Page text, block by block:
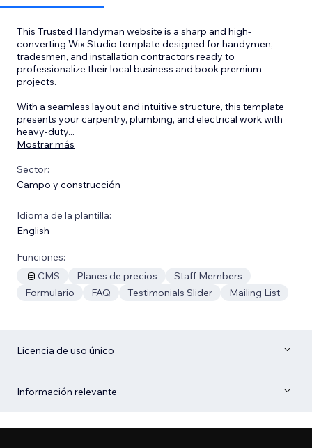
This Trusted Handyman website is a sharp and high-
converting Wix Studio template designed for handymen,
tradesmen, and installation contractors ready to
professionalize their local business and book premium
projects.
With a seamless layout and intuitive structure, this template
presents your carpentry, plumbing, and electrical work with
heavy-duty...
Mostrar más
Sector:
Campo y construcción
Idioma de la plantilla:
English
Funciones:
CMS
Planes de precios
Staff Members
Formulario
FAQ Testimonials Slider Mailing List
Licencia de uso único
Información relevante